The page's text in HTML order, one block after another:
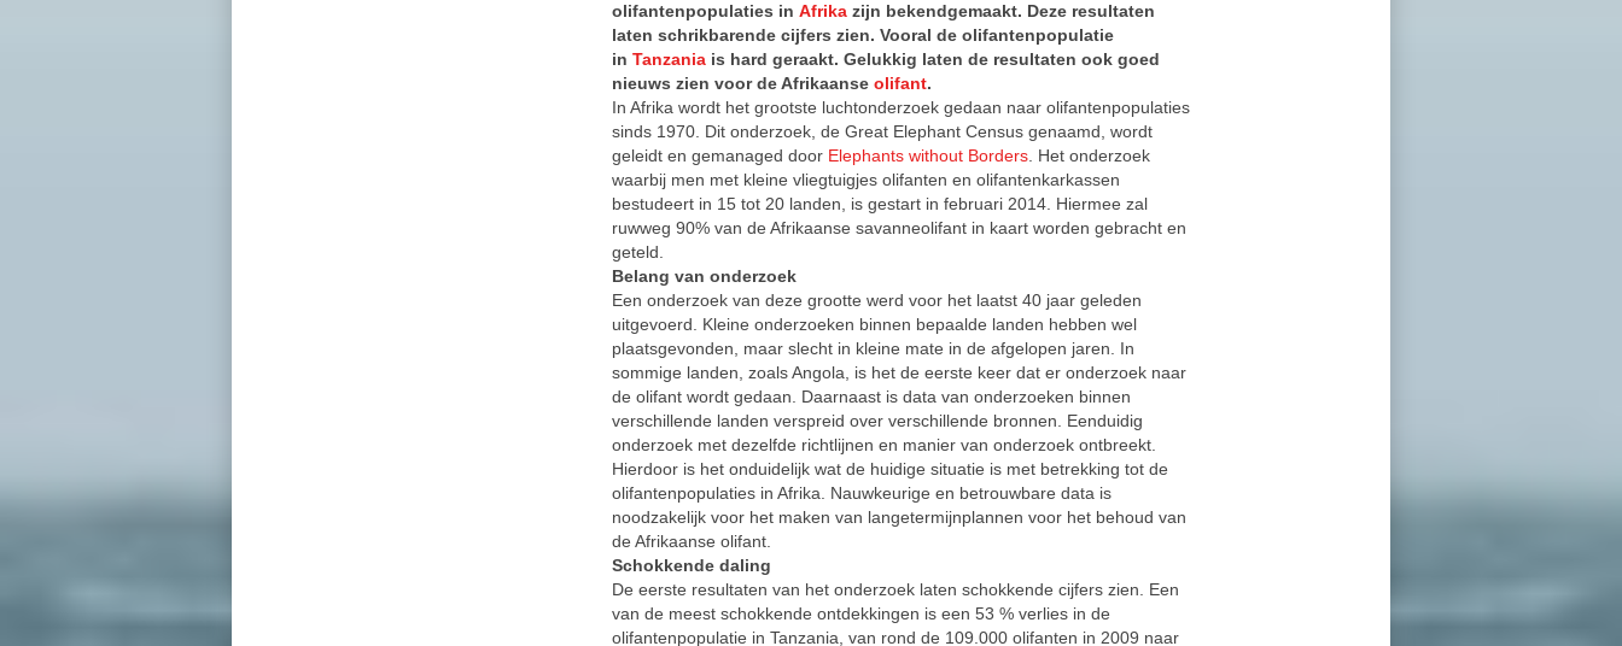
olifantenpopulaties in Afrika zijn bekendgemaakt. Deze resultaten
laten schrikbarende cijfers zien. Vooral de olifantenpopulatie
in Tanzania is hard geraakt. Gelukkig laten de resultaten ook goed
nieuws zien voor de Afrikaanse olifant.
In Afrika wordt het grootste luchtonderzoek gedaan naar olifantenpopulaties
sinds 1970. Dit onderzoek, de Great Elephant Census genaamd, wordt
geleidt en gemanaged door Elephants without Borders . Het onderzoek
waarbij men met kleine vliegtuigjes olifanten en olifantenkarkassen
bestudeert in 15 tot 20 landen, is gestart in februari 2014. Hiermee zal
ruwweg 90% van de Afrikaanse savanneolifant in kaart worden gebracht en
geteld.
Belang van onderzoek
Een onderzoek van deze grootte werd voor het laatst 40 jaar geleden
uitgevoerd. Kleine onderzoeken binnen bepaalde landen hebben wel
plaatsgevonden, maar slecht in kleine mate in de afgelopen jaren. In
sommige landen, zoals Angola, is het de eerste keer dat er onderzoek naar
de olifant wordt gedaan. Daarnaast is data van onderzoeken binnen
verschillende landen verspreid over verschillende bronnen. Eenduidig
onderzoek met dezelfde richtlijnen en manier van onderzoek ontbreekt.
Hierdoor is het onduidelijk wat de huidige situatie is met betrekking tot de
olifantenpopulaties in Afrika. Nauwkeurige en betrouwbare data is
noodzakelijk voor het maken van langetermijnplannen voor het behoud van
de Afrikaanse olifant.
Schokkende daling
De eerste resultaten van het onderzoek laten schokkende cijfers zien. Een
van de meest schokkende ontdekkingen is een 53 % verlies in de
olifantenpopulatie in Tanzania, van rond de 109.000 olifanten in 2009 naar